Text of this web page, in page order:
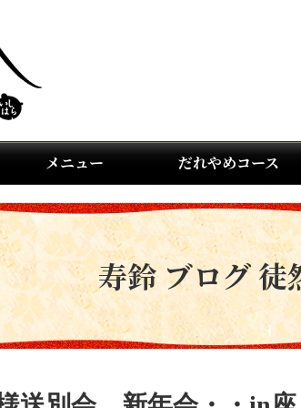
メニュー だれやめコース
寿鈴 ブログ 徒